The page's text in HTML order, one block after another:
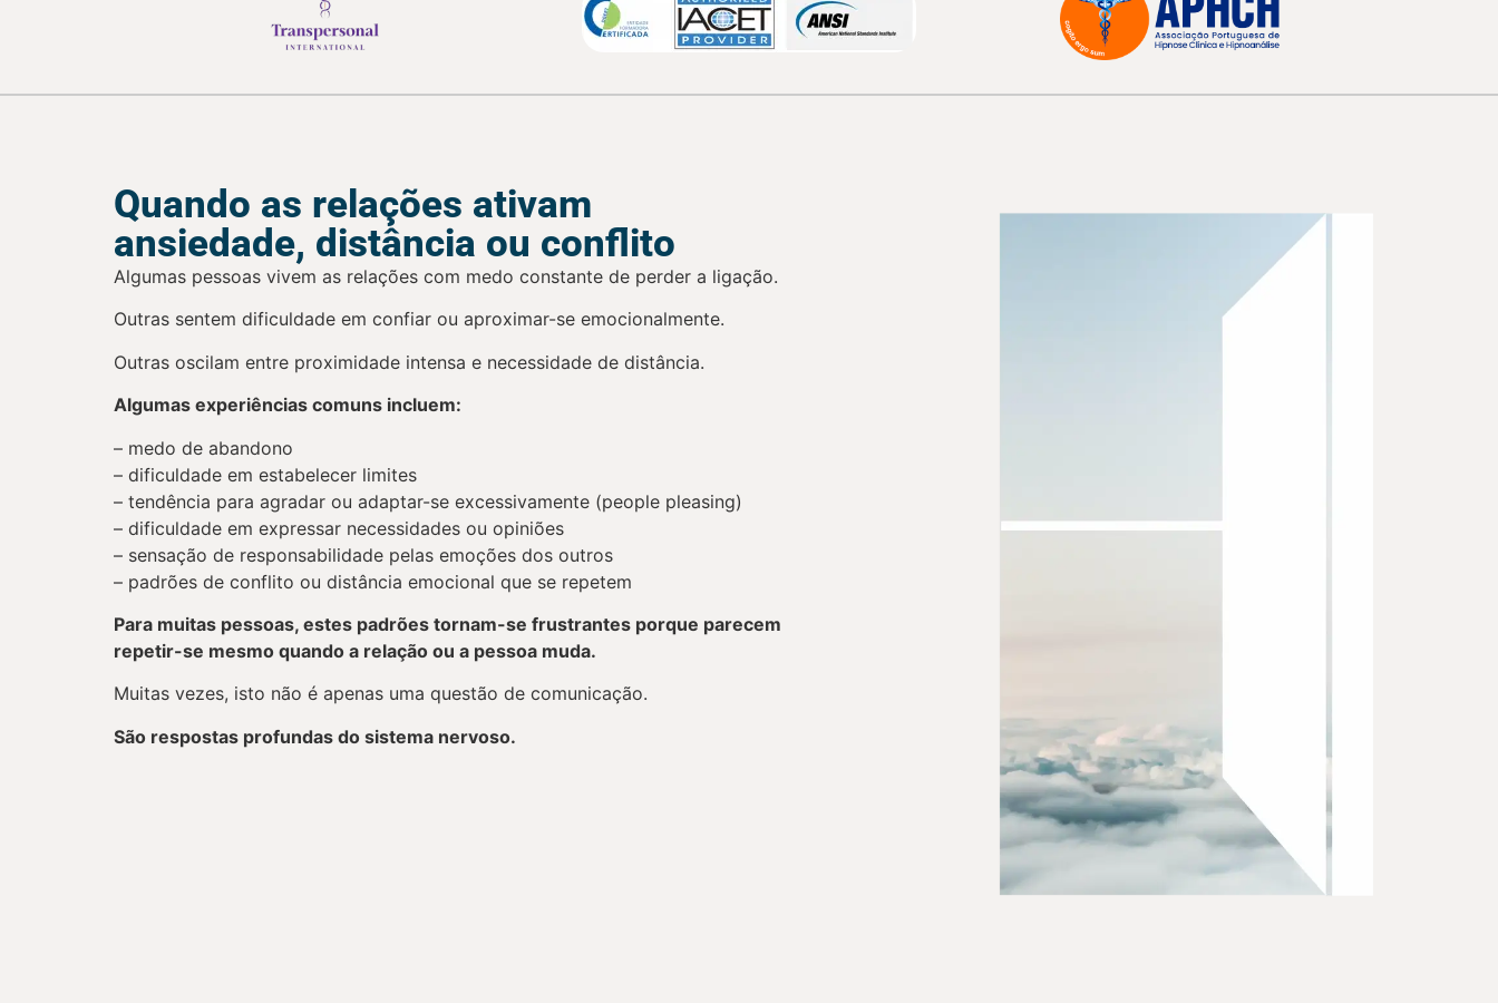
Quando as relações ativam
ansiedade, distância ou conflito
Algumas pessoas vivem as relações com medo constante de perder a ligação.
Outras sentem dificuldade em confiar ou aproximar-se emocionalmente.
Outras oscilam entre proximidade intensa e necessidade de distância.
Algumas experiências comuns incluem:
– medo de abandono
– dificuldade em estabelecer limites
– tendência para agradar ou adaptar-se excessivamente (people pleasing)
– dificuldade em expressar necessidades ou opiniões
– sensação de responsabilidade pelas emoções dos outros
– padrões de conflito ou distância emocional que se repetem
Para muitas pessoas, estes padrões tornam-se frustrantes porque parecem
repetir-se mesmo quando a relação ou a pessoa muda.
Muitas vezes, isto não é apenas uma questão de comunicação.
São respostas profundas do sistema nervoso.